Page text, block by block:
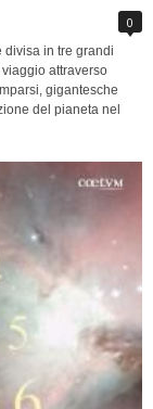
0
divisa in tre grandi
attraverso
gigantesche
del pianeta nel